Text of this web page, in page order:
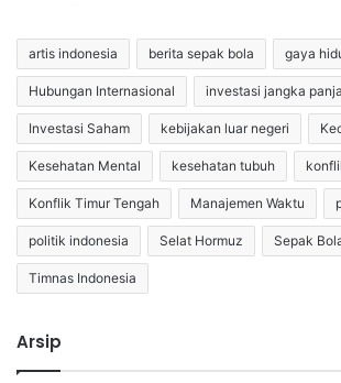
artis indonesia berita sepak bola gaya
Hubungan Internasional investasi jangka
Investasi Saham kebijakan luar negeri
Kesehatan Mental kesehatan tubuh
Konflik Timur Tengah Manajemen Waktu
politik indonesia Selat Hormuz Sepak
Timnas Indonesia
Arsip